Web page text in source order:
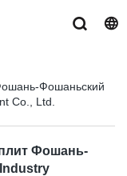
Фошаньский
Co., Ltd.
Фошань-